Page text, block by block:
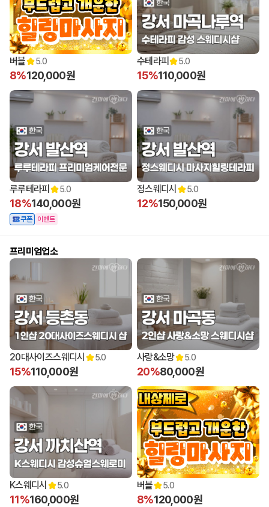
버블 5.0
8%120,000원
수테라피 5.0
15%110,000원
루루테라피 5.0
18%140,000원
쿠폰 이벤트
정스웨디시 5.0
12%150,000원
프리미엄업소
20대사이즈스웨디시 5.0
15%110,000원
사랑&소망 5.0
20%80,000원
K스웨디시 5.0
11%160,000원
버블 5.0
8%120,000원